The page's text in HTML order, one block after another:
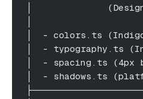
│
│  - colors.ts
│  -
│  - spacing.ts
│  - shadows.ts